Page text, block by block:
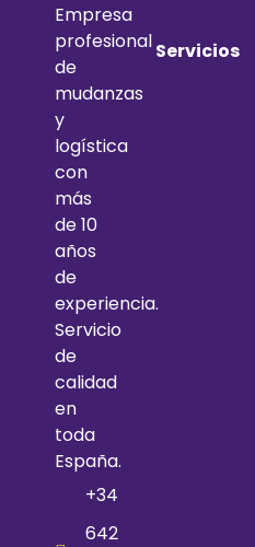
Empresa
profesional
de
mudanzas
y
logística
con
más
de 10
años
de
experiencia.
Servicio
de
calidad
en
toda
España.
+34
642
Servicios